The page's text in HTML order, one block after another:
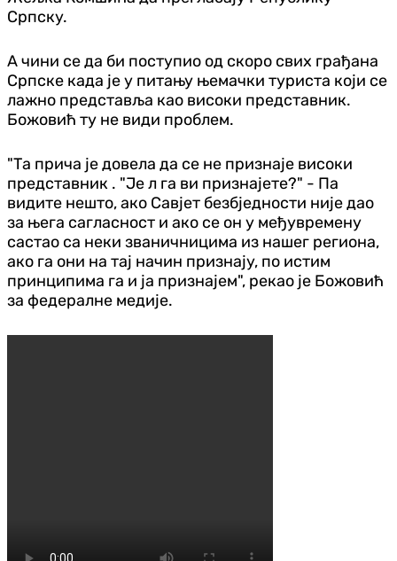
Српску.
А чини се да би поступио од скоро свих грађана
Српске када је у питању њемачки туриста који се
лажно представља као високи представник.
Божовић ту не види проблем.
"Та прича је довела да се не признаје високи
представник . "Је л га ви признајете?" - Па
видите нешто, ако Савјет безбједности није дао
за њега сагласност и ако се он у међувремену
састао са неки званичницима из нашег региона,
ако га они на тај начин признају, по истим
принципима га и ја признајем", рекао је Божовић
за федералне медије.